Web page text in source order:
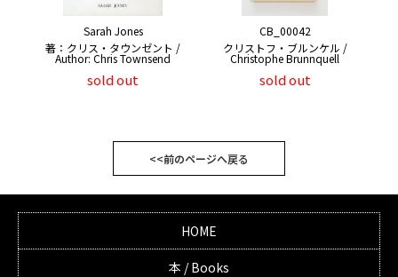
Sarah Jones
著：クリス・タウンゼント /
Author: Chris Townsend
sold out
CB_00042
クリストフ・ブルンケル /
Christophe Brunnquell
sold out
<<前のページへ戻る
HOME
本 / Books